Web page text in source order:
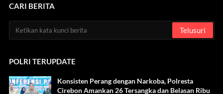
CARI BERITA
POLRI TERUPDATE
Konsisten Perang dengan Narkoba, Polresta
Cirebon Amankan 26 Tersangka dan Belasan Ribu